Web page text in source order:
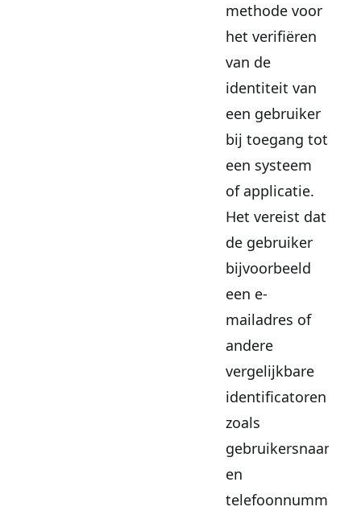
methode voor
het verifiëren
van de
identiteit van
een gebruiker
bij toegang tot
een systeem
of applicatie.
Het vereist dat
de gebruiker
bijvoorbeeld
een e-
mailadres of
andere
vergelijkbare
identificatoren
zoals
gebruikersnaam
en
telefoonnummer